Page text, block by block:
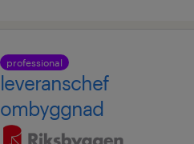
professional
leveranschef
ombyggnad